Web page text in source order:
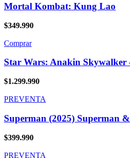
Mortal Kombat: Kung Lao
$349.990
Comprar
Star Wars: Anakin Skywalker
$1.299.990
PREVENTA
Superman (2025) Superman
$399.990
PREVENTA